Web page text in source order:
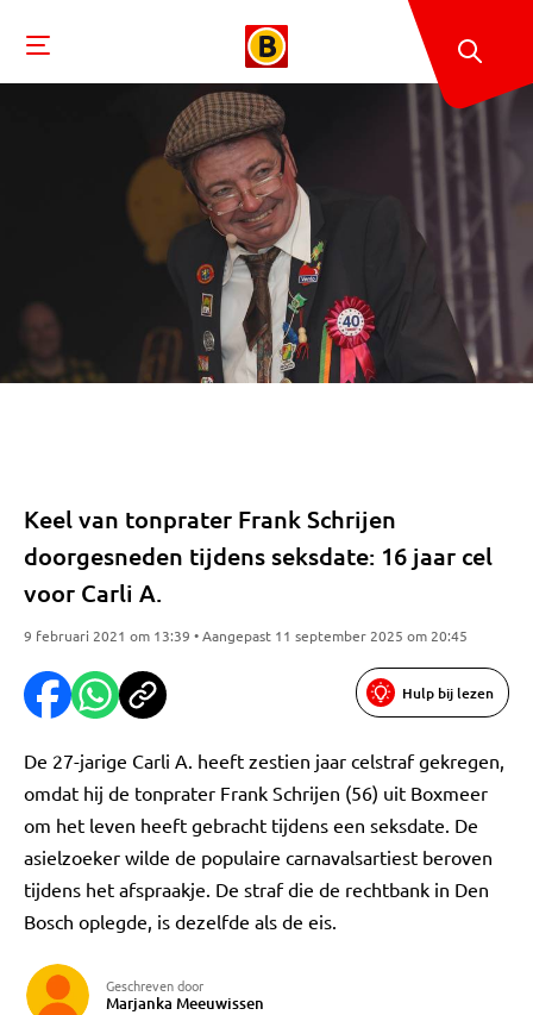
Keel van tonprater Frank Schrijen
doorgesneden tijdens seksdate: 16 jaar cel
voor Carli A.
9 februari 2021 om 13:39 • Aangepast 11 september 2025 om 20:45
Hulp bij lezen
De 27-jarige Carli A. heeft zestien jaar celstraf gekregen,
omdat hij de tonprater Frank Schrijen (56) uit Boxmeer
om het leven heeft gebracht tijdens een seksdate. De
asielzoeker wilde de populaire carnavalsartiest beroven
tijdens het afspraakje. De straf die de rechtbank in Den
Bosch oplegde, is dezelfde als de eis.
Geschreven door
Marjanka Meeuwissen